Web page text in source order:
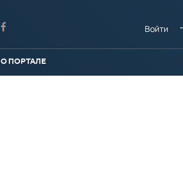
Войти
О ПОРТАЛЕ